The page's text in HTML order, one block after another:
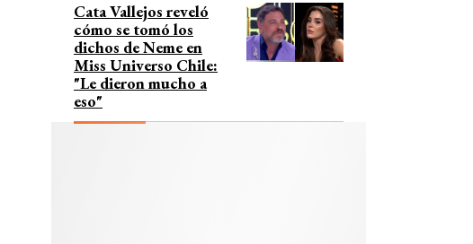
Cata Vallejos reveló
cómo se tomó los
dichos de Neme en
Miss Universo Chile:
"Le dieron mucho a
eso"